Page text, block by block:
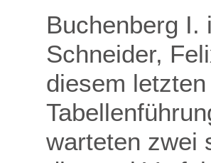
Buchenberg I.
Schneider,
diesem
warteten zwei